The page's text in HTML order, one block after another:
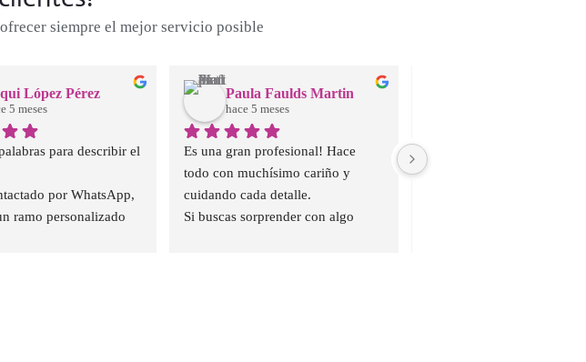
siempre el mejor servicio posible
López Pérez
5 meses
para describir el
por WhatsApp,
ramo personalizado
Paula Faulds Martin
hace 5 meses
Es una gran profesional! Hace
todo con muchísimo cariño y
cuidando cada detalle.
Si buscas sorprender con algo
Excelente servicio,